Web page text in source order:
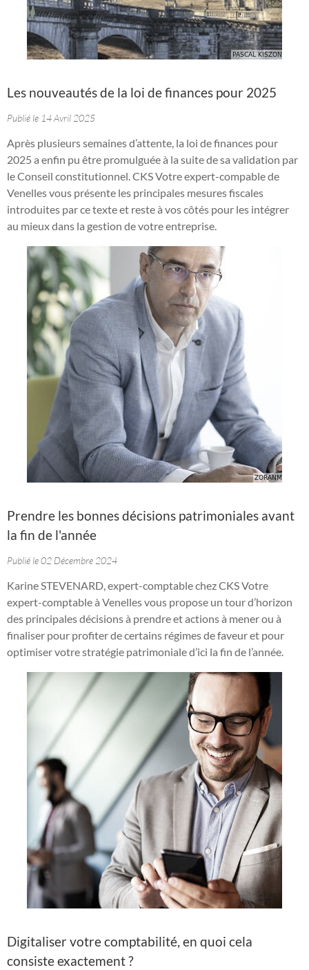
Les nouveautés de la loi de finances pour 2025
Publié le 14 Avril 2025
Après plusieurs semaines d’attente, la loi de finances pour
2025 a enfin pu être promulguée à la suite de sa validation par
le Conseil constitutionnel. CKS Votre expert-compable de
Venelles vous présente les principales mesures fiscales
introduites par ce texte et reste à vos côtés pour les intégrer
au mieux dans la gestion de votre entreprise.
Prendre les bonnes décisions patrimoniales avant
la fin de l'année
Publié le 02 Décembre 2024
Karine STEVENARD, expert-comptable chez CKS Votre
expert-comptable à Venelles vous propose un tour d’horizon
des principales décisions à prendre et actions à mener ou à
finaliser pour profiter de certains régimes de faveur et pour
optimiser votre stratégie patrimoniale d’ici la fin de l’année.
Digitaliser votre comptabilité, en quoi cela
consiste exactement ?